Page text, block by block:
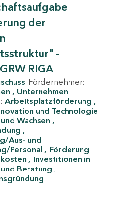
der
-
RIGA
Fördernehmer:
Unternehmen
Arbeitsplatzförderung
und Technologie
Wachsen
Aus- und
Personal
Förderung
Investitionen in
Beratung